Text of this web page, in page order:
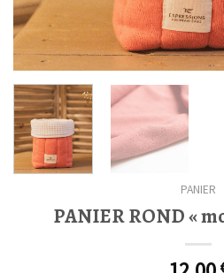
PANIER
PANIER ROND «